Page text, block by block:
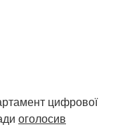
цифрової
оголосив